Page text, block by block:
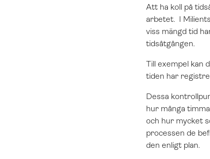
Att ha koll på
arbetet. I
viss mängd tid
tidsåtgången.
Till exempel kan
tiden har
Dessa
hur många
och hur mycket
processen de
den enligt plan.